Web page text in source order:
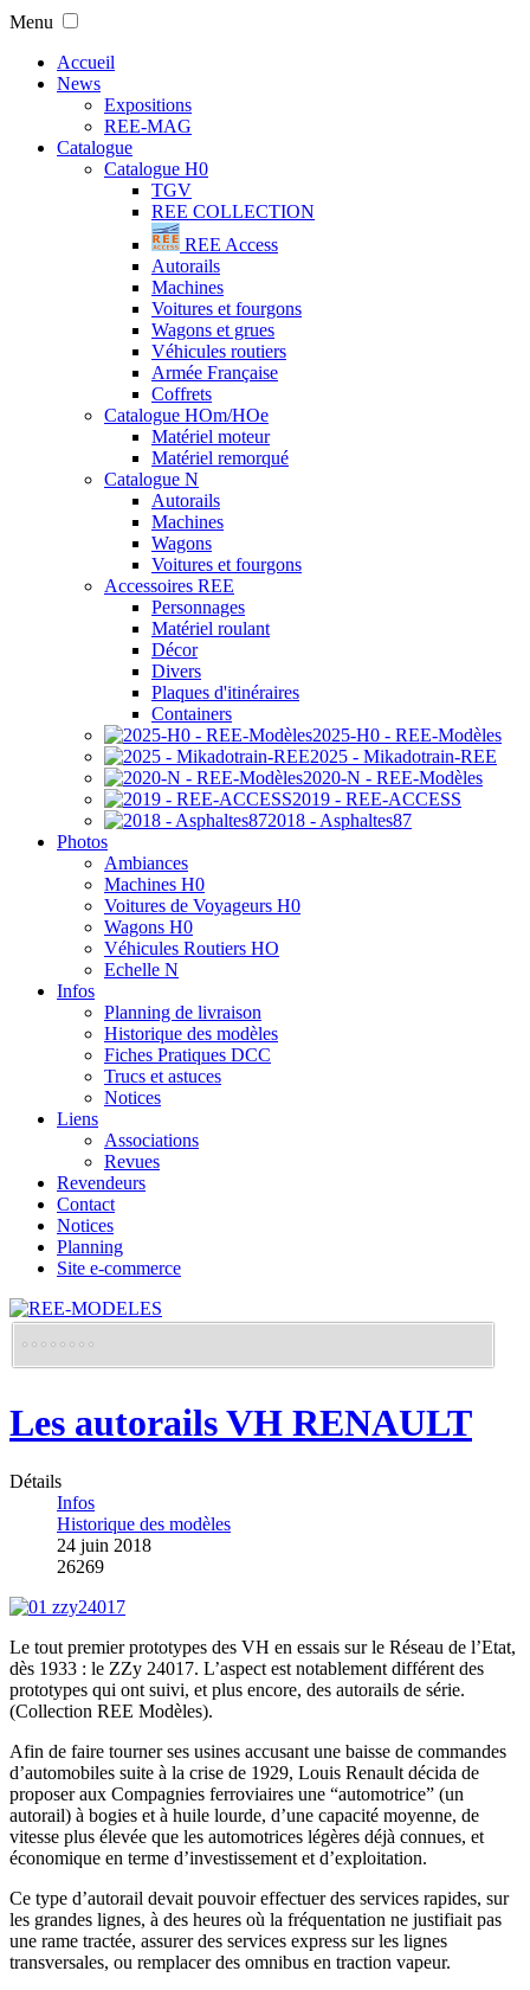
Menu
Accueil
News
Expositions
REE-MAG
Catalogue
Catalogue H0
TGV
REE COLLECTION
REE Access
Autorails
Machines
Voitures et fourgons
Wagons et grues
Véhicules routiers
Armée Française
Coffrets
Catalogue HOm/HOe
Matériel moteur
Matériel remorqué
Catalogue N
Autorails
Machines
Wagons
Voitures et fourgons
Accessoires REE
Personnages
Matériel roulant
Décor
Divers
Plaques d'itinéraires
Containers
2025-H0 - REE-Modèles
2025 - Mikadotrain-REE
2020-N - REE-Modèles
2019 - REE-ACCESS
2018 - Asphaltes87
Photos
Ambiances
Machines H0
Voitures de Voyageurs H0
Wagons H0
Véhicules Routiers HO
Echelle N
Infos
Planning de livraison
Historique des modèles
Fiches Pratiques DCC
Trucs et astuces
Notices
Liens
Associations
Revues
Revendeurs
Contact
Notices
Planning
Site e-commerce
Les autorails VH RENAULT
Détails
Infos
Historique des modèles
24 juin 2018
26269
Le tout premier prototypes des VH en essais sur le Réseau de l’Etat,
dès 1933 : le ZZy 24017. L’aspect est notablement différent des
prototypes qui ont suivi, et plus encore, des autorails de série.
(Collection REE Modèles).
Afin de faire tourner ses usines accusant une baisse de commandes
d’automobiles suite à la crise de 1929, Louis Renault décida de
proposer aux Compagnies ferroviaires une “automotrice” (un
autorail) à bogies et à huile lourde, d’une capacité moyenne, de
vitesse plus élevée que les automotrices légères déjà connues, et
économique en terme d’investissement et d’exploitation.
Ce type d’autorail devait pouvoir effectuer des services rapides, sur
les grandes lignes, à des heures où la fréquentation ne justifiait pas
une rame tractée, assurer des services express sur les lignes
transversales, ou remplacer des omnibus en traction vapeur.